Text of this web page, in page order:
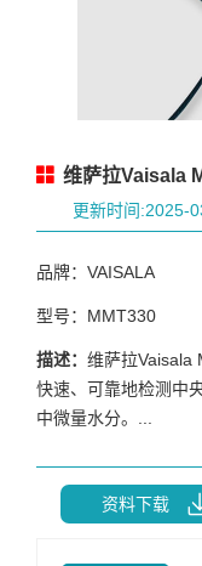
维萨拉Vaisala
更新时间:2025-
品牌：VAISALA
型号：MMT330
描述： 维萨拉Vaisala
快速、可靠地检测中
中微量水分。...
资料下载